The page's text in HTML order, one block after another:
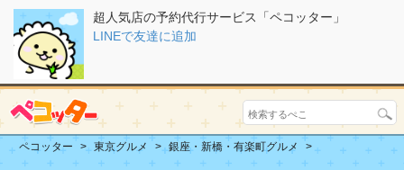
超人気店の予約代行サービス「ペコッター」
LINEで友達に追加
ペコッター 東京グルメ 銀座・新橋・有楽町グルメ